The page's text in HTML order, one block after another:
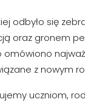
odbyło się
oraz gronem
z nowym
uczniom,